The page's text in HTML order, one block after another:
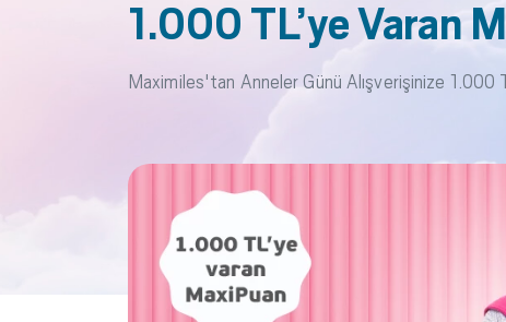
1.000 TL’ye Varan
Maximiles'tan Anneler Günü Alışverişinize 1.000